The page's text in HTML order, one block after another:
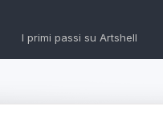
I primi passi su Artshell